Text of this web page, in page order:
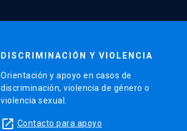
DISCRIMINACIÓN Y VIOLENCIA
Orientación y apoyo en casos de
discriminación, violencia de género o
violencia sexual.
launch Contacto para apoyo